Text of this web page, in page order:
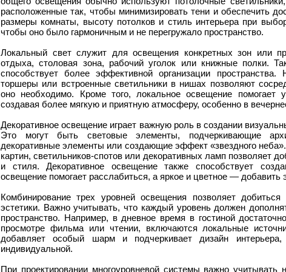
расположенные так, чтобы минимизировать тени и обеспечить
размеры комнаты, высоту потолков и стиль интерьера при
чтобы оно было гармоничным и не перегружало пространство.
Локальный свет служит для освещения конкретных зон или
отдыха, столовая зона, рабочий уголок или книжные полки.
способствует более эффективной организации
торшеры или встроенные светильники в нишах позволяют
оно необходимо. Кроме того, локальное освещение помогает
создавая более мягкую и приятную атмосферу, особенно в
Декоративное освещение играет важную роль в создании
Это могут быть световые элементы, подчеркивающие
декоративные элементы или создающие эффект «звездного
картин, светильников-спотов или декоративных ламп позволяет
и стиля. Декоративное освещение также способствует
освещение помогает расслабиться, а яркое и цветное — добавить
Комбинирование трех уровней освещения позволяет
эстетики. Важно учитывать, что каждый уровень должен
пространство. Например, в дневное время в гостиной
просмотре фильма или чтении, включаются локальные
добавляет особый шарм и подчеркивает дизайн
индивидуальной.
При проектировании многоуровневой системы важно учитывать